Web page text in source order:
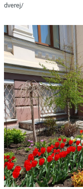
dverej/